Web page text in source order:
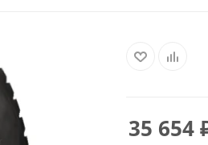
35 654